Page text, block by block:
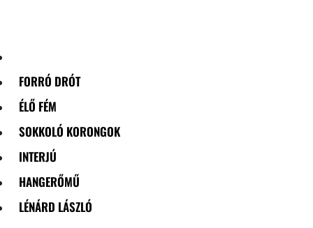
FORRÓ DRÓT
ÉLŐ FÉM
SOKKOLÓ KORONGOK
INTERJÚ
HANGERŐMŰ
LÉNÁRD LÁSZLÓ